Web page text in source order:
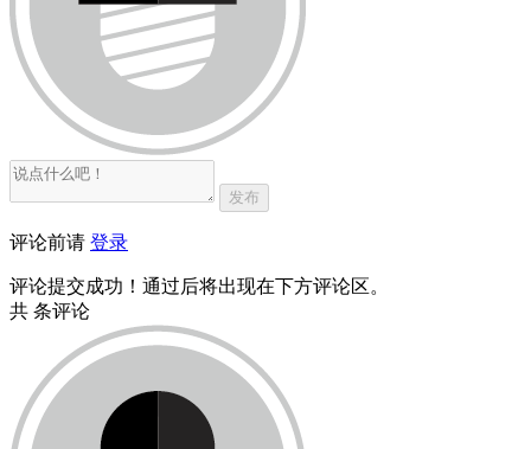
发布
评论前请 登录
评论提交成功！通过后将出现在下方评论区。
共 条评论